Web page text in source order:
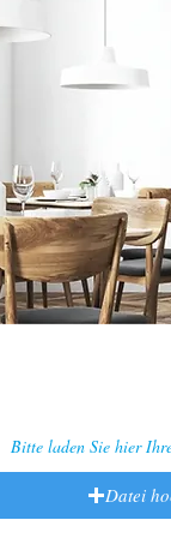
Bitte laden Sie hier
Datei